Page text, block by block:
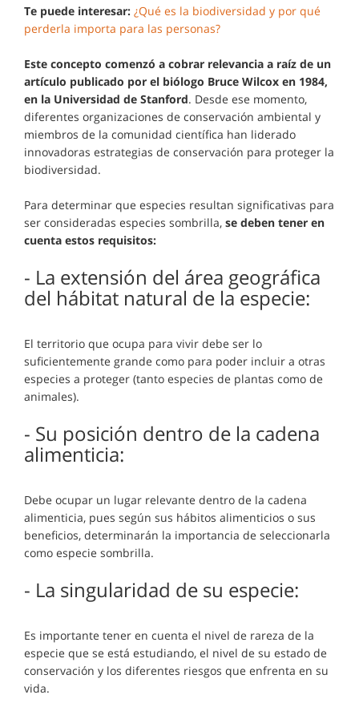
Te puede interesar: ¿Qué es la biodiversidad y por qué
perderla importa para las personas?
Este concepto comenzó a cobrar relevancia a raíz de un
artículo publicado por el biólogo Bruce Wilcox en 1984,
en la Universidad de Stanford. Desde ese momento,
diferentes organizaciones de conservación ambiental y
miembros de la comunidad científica han liderado
innovadoras estrategias de conservación para proteger la
biodiversidad.
Para determinar que especies resultan significativas para
ser consideradas especies sombrilla, se deben tener en
cuenta estos requisitos:
- La extensión del área geográfica
del hábitat natural de la especie:
El territorio que ocupa para vivir debe ser lo
suficientemente grande como para poder incluir a otras
especies a proteger (tanto especies de plantas como de
animales).
- Su posición dentro de la cadena
alimenticia:
Debe ocupar un lugar relevante dentro de la cadena
alimenticia, pues según sus hábitos alimenticios o sus
beneficios, determinarán la importancia de seleccionarla
como especie sombrilla.
- La singularidad de su especie:
Es importante tener en cuenta el nivel de rareza de la
especie que se está estudiando, el nivel de su estado de
conservación y los diferentes riesgos que enfrenta en su
vida.